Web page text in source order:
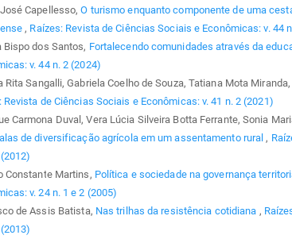
Capellesso,O turismo enquanto componente de uma
, Raízes: Revista de Ciências Sociais e Econômicas: v. 44
Bispo dos Santos, Fortalecendo comunidades através da
v. 44 n. 2 (2024)
Rita Sangalli, Gabriela Coelho de Souza, Tatiana Mota Miranda,
Revista de Ciências Sociais e Econômicas: v. 41 n. 2 (2021)
Carmona Duval, Vera Lúcia Silveira Botta Ferrante, Sonia
de diversificação agrícola em um assentamento rural,
Constante Martins, Política e sociedade na governança
v. 24 n. 1 e 2 (2005)
de Assis Batista, Nas trilhas da resistência cotidiana ,